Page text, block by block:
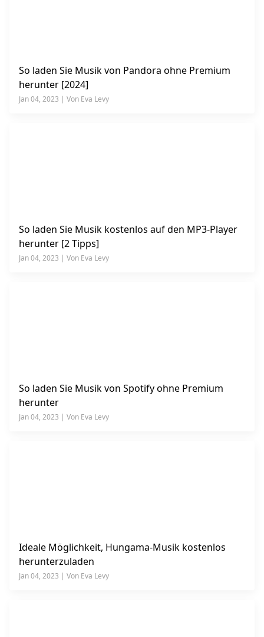
So laden Sie Musik von Pandora ohne Premium
herunter [2024]
Jan 04, 2023 | Von Eva Levy
So laden Sie Musik kostenlos auf den MP3-Player
herunter [2 Tipps]
Jan 04, 2023 | Von Eva Levy
So laden Sie Musik von Spotify ohne Premium
herunter
Jan 04, 2023 | Von Eva Levy
Ideale Möglichkeit, Hungama-Musik kostenlos
herunterzuladen
Jan 04, 2023 | Von Eva Levy